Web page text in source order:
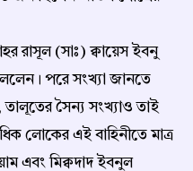
রাসূল (সাঃ) ক্বায়েস ইবনু
পরে সংখ্যা জানতে
সৈন্য সংখ্যাও তাই
লোকের এই বাহিনীতে মাত্র
এবং মিক্বদাদ ইবনুল